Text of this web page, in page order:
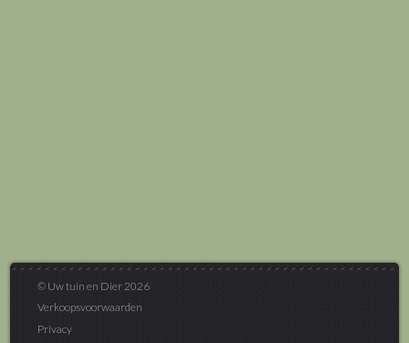
© Uw tuin en Dier 2026
Verkoopsvoorwaarden
Privacy